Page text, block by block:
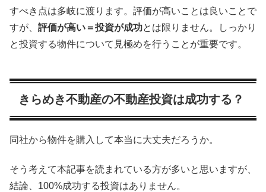
すべき点は多岐に渡ります。評価が高いことは良いことで
すが、 評価が高い＝投資が成功とは限りません。しっかり
と投資する物件について見極めを行うことが重要です。
きらめき不動産の不動産投資は成功する？
同社から物件を購入して本当に大丈夫だろうか。
そう考えて本記事を読まれている方が多いと思いますが、
結論、100%成功する投資はありません。